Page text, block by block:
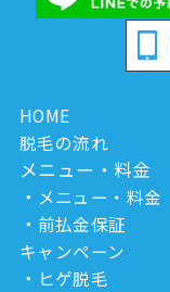
HOME
脱毛の流れ
メニュー・料金
メニュー・料金
前払金保証
キャンペーン
ヒゲ脱毛